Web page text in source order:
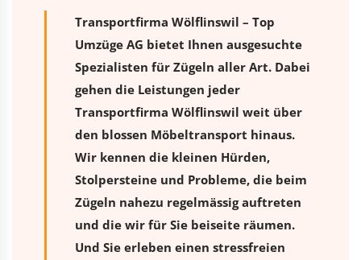
Transportfirma Wölflinswil – Top
Umzüge AG bietet Ihnen ausgesuchte
Spezialisten für Zügeln aller Art. Dabei
gehen die Leistungen jeder
Transportfirma Wölflinswil weit über
den blossen Möbeltransport hinaus.
Wir kennen die kleinen Hürden,
Stolpersteine und Probleme, die beim
Zügeln nahezu regelmässig auftreten
und die wir für Sie beiseite räumen.
Und Sie erleben einen stressfreien